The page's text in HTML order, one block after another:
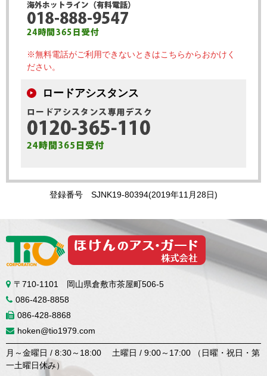
※無料電話がご利用できないときはこちらからおかけく
ださい。
ロードアシスタンス
登録番号 SJNK19-80394(2019年11月28日)
〒710-1101 岡山県倉敷市茶屋町506-5
086-428-8858
086-428-8868
hoken@tio1979.com
月～金曜日 / 8:30～18:00 土曜日 / 9:00～17:00 （日曜・祝日・第
一土曜日休み）